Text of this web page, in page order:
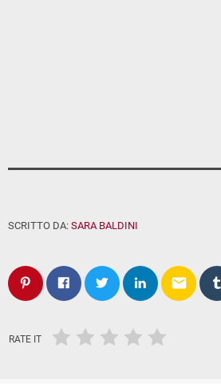
SCRITTO DA: SARA BALDINI
email
RATE IT